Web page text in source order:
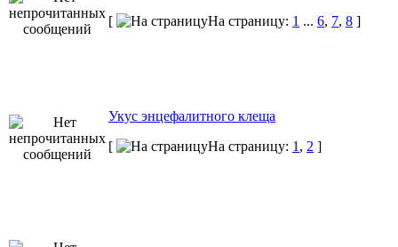
[
На страницу: 1 ... 6, 7, 8 ]
Укус энцефалитного клеща
[
На страницу: 1 , 2 ]